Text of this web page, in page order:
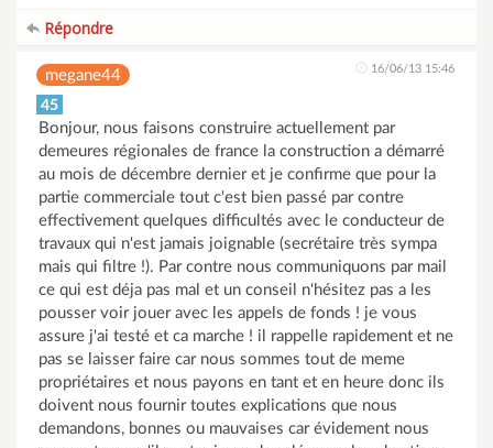
Répondre
megane44 16/06/13 15:46
45
Bonjour, nous faisons construire actuellement par
demeures régionales de france la construction a démarré
au mois de décembre dernier et je confirme que pour la
partie commerciale tout c'est bien passé par contre
effectivement quelques difficultés avec le conducteur de
travaux qui n'est jamais joignable (secrétaire très sympa
mais qui filtre !). Par contre nous communiquons par mail
ce qui est déja pas mal et un conseil n'hésitez pas a les
pousser voir jouer avec les appels de fonds ! je vous
assure j'ai testé et ca marche ! il rappelle rapidement et ne
pas se laisser faire car nous sommes tout de meme
propriétaires et nous payons en tant et en heure donc ils
doivent nous fournir toutes explications que nous
demandons, bonnes ou mauvaises car évidement nous